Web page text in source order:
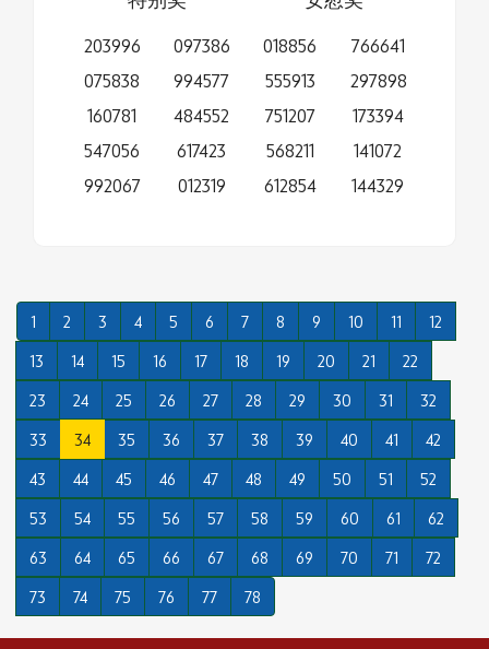
203996
075838
160781
547056
992067
097386
994577
484552
617423
012319
018856
555913
751207
568211
612854
766641
297898
173394
141072
144329
1 2 3 4 5 6 7 8 9 10 11
12
13
14 15 16 17 18 19 20 21
22
23
24 25 26 27 28 29 30 31
32
33
34 35 36 37 38 39 40 41
42
43
44 45 46 47 48 49 50 51
52
53
54 55 56 57 58 59 60 61
62
63
64 65 66 67 68 69 70 71
72
73
74 75 76 77 78